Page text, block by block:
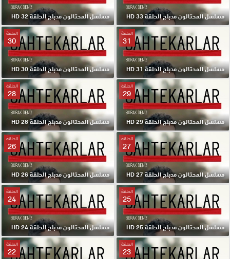
مسلسل المحتالون مدبلج الحلقة 33 HD مسلسل المحتالون مدبلج الحلقة 32 HD
الحلقة
31
مسلسل المحتالون مدبلج الحلقة 31 HD
الحلقة
30
مسلسل المحتالون مدبلج الحلقة 30 HD
الحلقة
29
مسلسل المحتالون مدبلج الحلقة 29 HD
الحلقة
28
مسلسل المحتالون مدبلج الحلقة 28 HD
الحلقة
27
مسلسل المحتالون مدبلج الحلقة 27 HD
الحلقة
26
مسلسل المحتالون مدبلج الحلقة 26 HD
الحلقة
25
مسلسل المحتالون مدبلج الحلقة 25 HD
الحلقة
24
مسلسل المحتالون مدبلج الحلقة 24 HD
الحلقة
23
الحلقة
22